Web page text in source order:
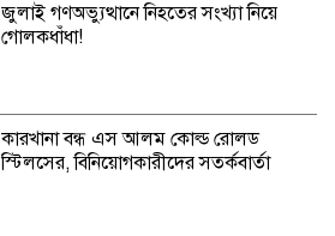
জুলাই গণঅভ্যুত্থানে নিহতের সংখ্যা নিয়ে
গোলকধাঁধা!
কারখানা বন্ধ এস আলম কোল্ড রোলড
স্টিলসের, বিনিয়োগকারীদের সতর্কবার্তা